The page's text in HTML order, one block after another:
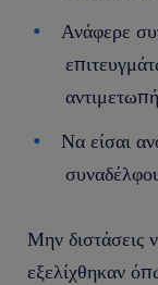
Ανάφερε
Να είσαι
Μην διστάσεις
εξελίχθηκαν